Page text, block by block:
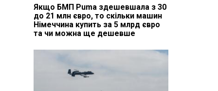
Якщо БМП Puma здешевшала з 30
до 21 млн євро, то скільки машин
Німеччина купить за 5 млрд євро
та чи можна ще дешевше